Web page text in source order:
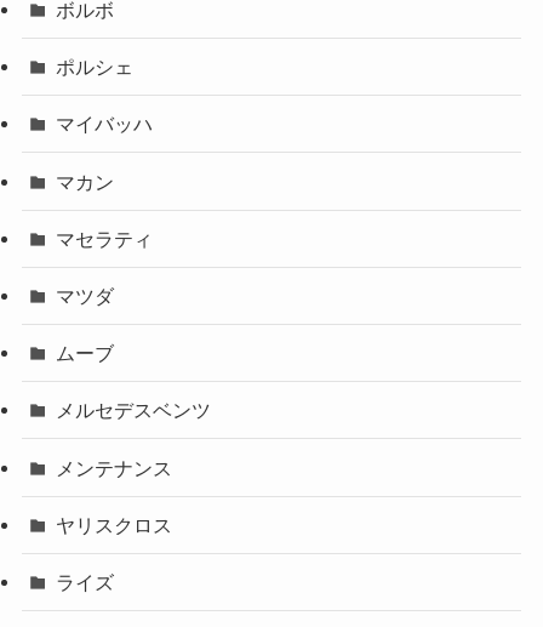
ボルボ
ポルシェ
マイバッハ
マカン
マセラティ
マツダ
ムーブ
メルセデスベンツ
メンテナンス
ヤリスクロス
ライズ